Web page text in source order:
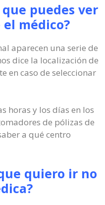
puedes ver
médico?
aparecen una serie de
dice la localización de
en caso de seleccionar
horas y los días en los
de pólizas de
a qué centro
quiero ir no